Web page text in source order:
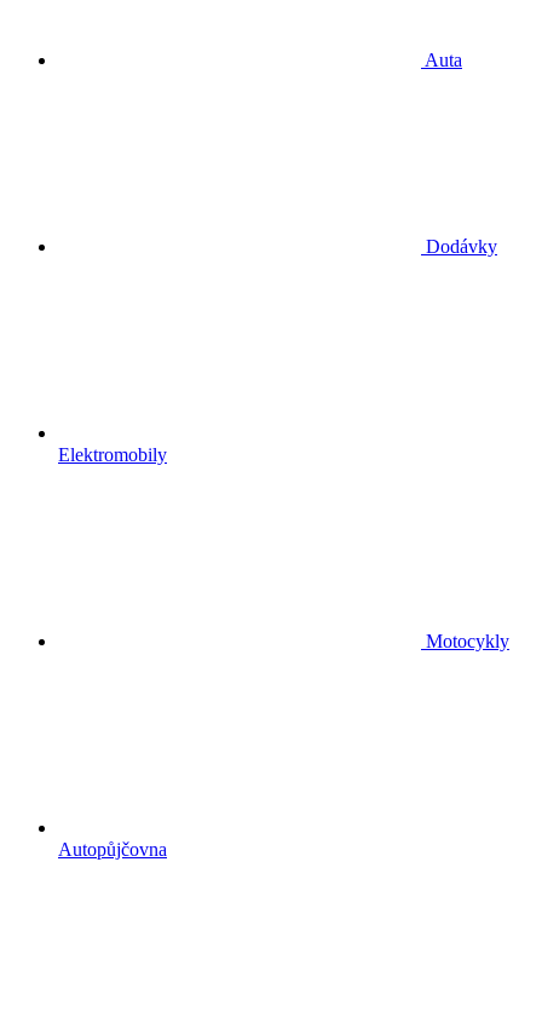
Auta
Dodávky
Elektromobily
Motocykly
Autopůjčovna